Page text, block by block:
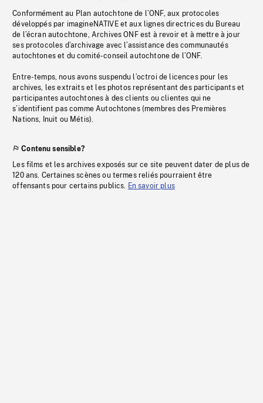
Conformément au Plan autochtone de l’ONF, aux protocoles
développés par imagineNATIVE et aux lignes directrices du Bureau
de l’écran autochtone, Archives ONF est à revoir et à mettre à jour
ses protocoles d’archivage avec l’assistance des communautés
autochtones et du comité-conseil autochtone de l’ONF.
Entre-temps, nous avons suspendu l’octroi de licences pour les
archives, les extraits et les photos représentant des participants et
participantes autochtones à des clients ou clientes qui ne
s’identifient pas comme Autochtones (membres des Premières
Nations, Inuit ou Métis).
Contenu sensible?
Les films et les archives exposés sur ce site peuvent dater de plus de
120 ans. Certaines scènes ou termes reliés pourraient être
offensants pour certains publics. En savoir plus